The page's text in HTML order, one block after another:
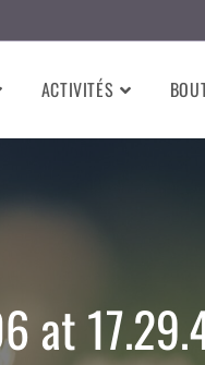
ACTIVITÉS
at